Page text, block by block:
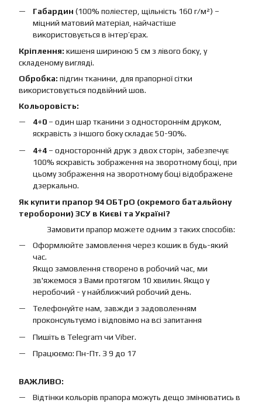
Габардин (100% поліестер, щільність 160 г/м²) –
міцний матовий матеріал, найчастіше
використовується в інтер’єрах.
Кріплення: кишеня шириною 5 см з лівого боку, у
складеному вигляді.
Обробка: підгин тканини, для прапорної сітки
використовується подвійний шов.
Кольоровість:
4+0 – один шар тканини з одностороннім друком,
яскравість з іншого боку складає 50-90%.
4+4 – односторонній друк з двох сторін, забезпечує
100% яскравість зображення на зворотному боці, при
цьому зображення на зворотному боці відображене
дзеркально.
Як купити прапор 94 ОБТрО (окремого батальйону
тероборони) ЗСУ в Києві та Україні?
Замовити прапор можете одним з таких способів:
Оформлюйте замовлення через кошик в будь-який
час.
Якщо замовлення створено в робочий час, ми
зв'яжемося з Вами протягом 10 хвилин. Якщо у
неробочий - у найближчий робочий день.
Телефонуйте нам, завжди з задоволенням
проконсультуємо і відповімо на всі запитання
Пишіть в Telegram чи Viber.
Працюємо: Пн-Пт. З 9 до 17
ВАЖЛИВО:
Відтінки кольорів прапора можуть дещо змінюватись в